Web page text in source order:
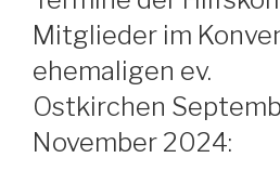
Mitglieder im
ehemaligen ev.
Ostkirchen
November 2024: